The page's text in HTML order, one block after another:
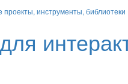
проекты, инструменты, библиотеки